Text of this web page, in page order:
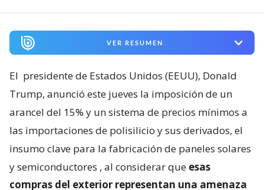
VER RESUMEN
El presidente de Estados Unidos (EEUU), Donald
Trump, anunció este jueves la imposición de un
arancel del 15% y un sistema de precios mínimos a
las importaciones de polisilicio y sus derivados, el
insumo clave para la fabricación de paneles solares
y semiconductores , al considerar que esas
compras del exterior representan una amenaza